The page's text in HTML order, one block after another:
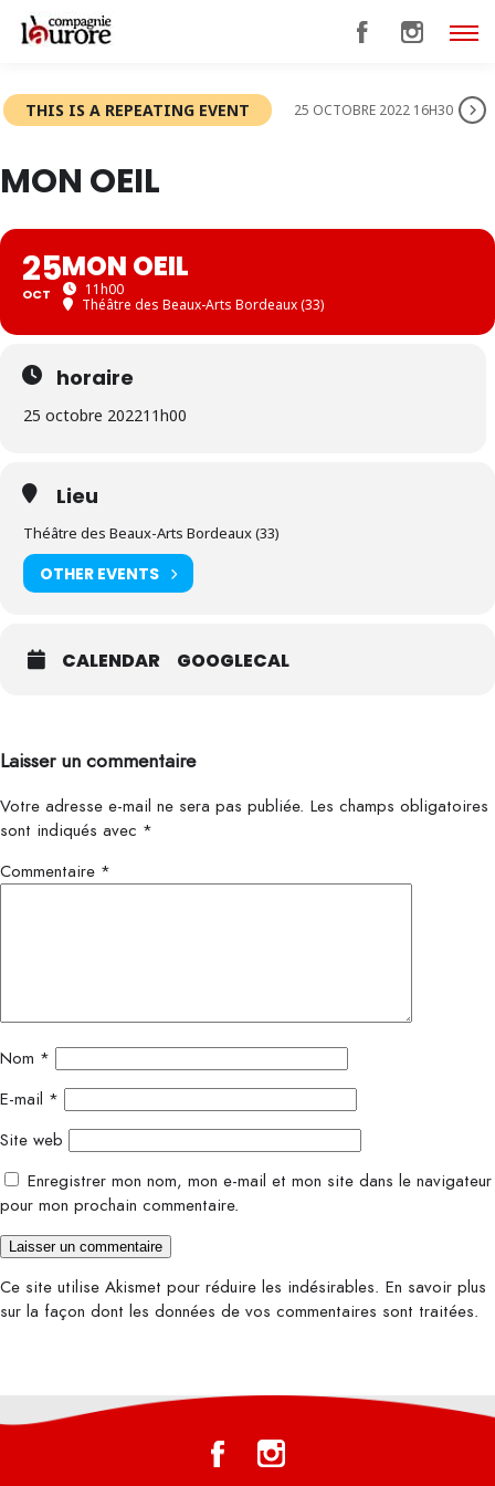
THIS IS A REPEATING EVENT 25 OCTOBRE 2022 16H30
MON OEIL
25
OCT
MON OEIL
11h00
Théâtre des Beaux-Arts Bordeaux (33)
horaire
25 octobre 202211h00
Lieu
Théâtre des Beaux-Arts Bordeaux (33)
OTHER EVENTS
CALENDAR GOOGLECAL
Laisser un commentaire
Votre adresse e-mail ne sera pas publiée. Les champs obligatoires
sont indiqués avec *
Commentaire *
Nom *
E-mail *
Site web
Enregistrer mon nom, mon e-mail et mon site dans le navigateur
pour mon prochain commentaire.
Ce site utilise Akismet pour réduire les indésirables. En savoir plus
sur la façon dont les données de vos commentaires sont traitées.